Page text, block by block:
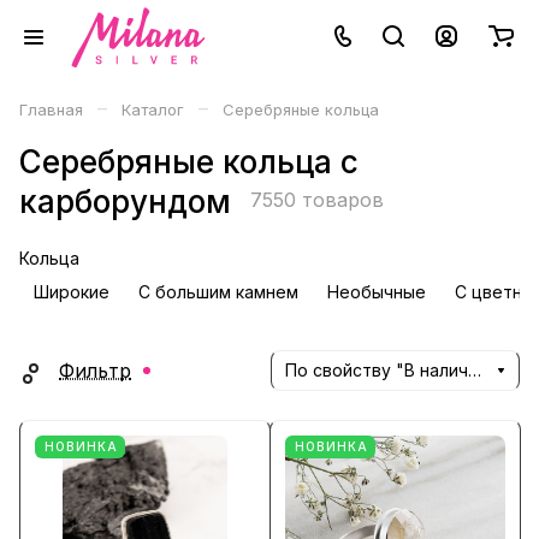
Главная – Каталог – Серебряные кольца
Серебряные кольца с
карборундом
7550 товаров
Кольца
Широкие
С большим камнем Необычные С
Фильтр По свойству "В наличии" (убывание)
НОВИНКА НОВИНКА